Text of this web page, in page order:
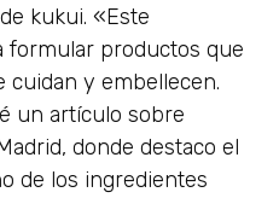
kukui. «Este
formular productos que
cuidan y embellecen.
un artículo sobre
donde destaco el
de los ingredientes